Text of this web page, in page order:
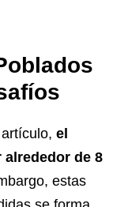
el
alrededor de 8
estas